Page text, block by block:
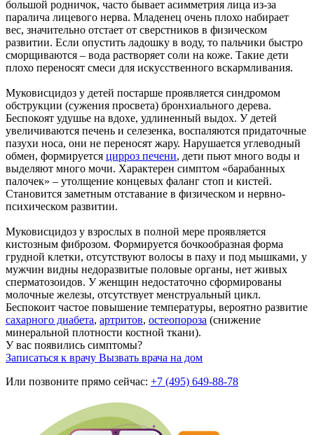
большой родничок, часто бывает асимметрия лица из-за
паралича лицевого нерва. Младенец очень плохо набирает
вес, значительно отстает от сверстников в физическом
развитии. Если опустить ладошку в воду, то пальчики быстро
сморщиваются – вода растворяет соли на коже. Такие дети
плохо переносят смеси для искусственного вскармливания.
Муковисцидоз у детей постарше проявляется синдромом
обструкции (сужения просвета) бронхиального дерева.
Беспокоят удушье на вдохе, удлиненный выдох. У детей
увеличиваются печень и селезенка, воспаляются придаточные
пазухи носа, они не переносят жару. Нарушается углеводный
обмен, формируется цирроз печени, дети пьют много воды и
выделяют много мочи. Характерен симптом «барабанных
палочек» – утолщение концевых фаланг стоп и кистей.
Становится заметным отставание в физическом и нервно-
психическом развитии.
Муковисцидоз у взрослых в полной мере проявляется
кистозным фиброзом. Формируется бочкообразная форма
грудной клетки, отсутствуют волосы в паху и под мышками, у
мужчин видны недоразвитые половые органы, нет живых
сперматозоидов. У женщин недостаточно сформированы
молочные железы, отсутствует менструальный цикл.
Беспокоит частое повышение температуры, вероятно развитие
сахарного диабета, артритов, остеопороза (снижение
минеральной плотности костной ткани).
У вас появились симптомы?
Записаться к врачу Вызвать врача на дом
Или позвоните прямо сейчас: +7 (495) 649-88-78